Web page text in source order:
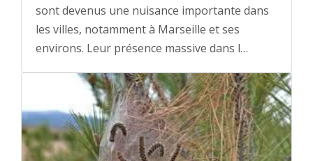
sont devenus une nuisance importante dans
les villes, notamment à Marseille et ses
environs. Leur présence massive dans l…